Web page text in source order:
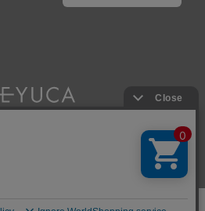
Co., Ltd. All Rights Reserved.